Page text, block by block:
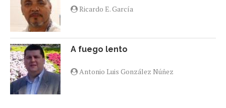
Ricardo E. García
A fuego lento
Antonio Luis González Núñez